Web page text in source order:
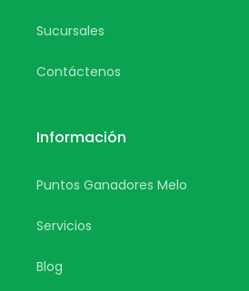
Sucursales
Contáctenos
Información
Puntos Ganadores Melo
Servicios
Blog